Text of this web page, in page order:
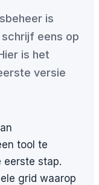
is
eens op
is het
versie
tool te
eerste stap.
grid waarop